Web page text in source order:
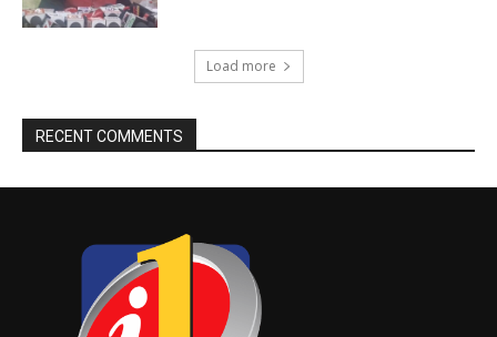
Load more
RECENT COMMENTS